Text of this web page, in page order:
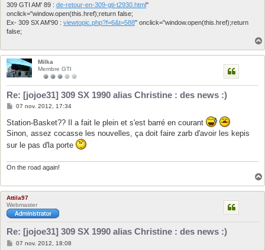
309 GTI AM' 89 : de-retour-en-309-gti-t2930.html"
onclick="window.open(this.href);return false;
Ex- 309 SX AM'90 : viewtopic.php?f=6&t=588" onclick="window.open(this.href);return
false;
Milka
Membre GTI
Re: [jojoe31] 309 SX 1990 alias Christine : des news :)
M
s
s
a
e
07 nov. 2012, 17:34
Station-Basket?? Il a fait le plein et s'est barré en courant
Sinon, assez cocasse les nouvelles, ça doit faire zarb d'avoir les kepis
sur le pas d'la porte
On the road again!
Attila97
Webmaster
Re: [jojoe31] 309 SX 1990 alias Christine : des news :)
M07 nov. 2012, 18:08